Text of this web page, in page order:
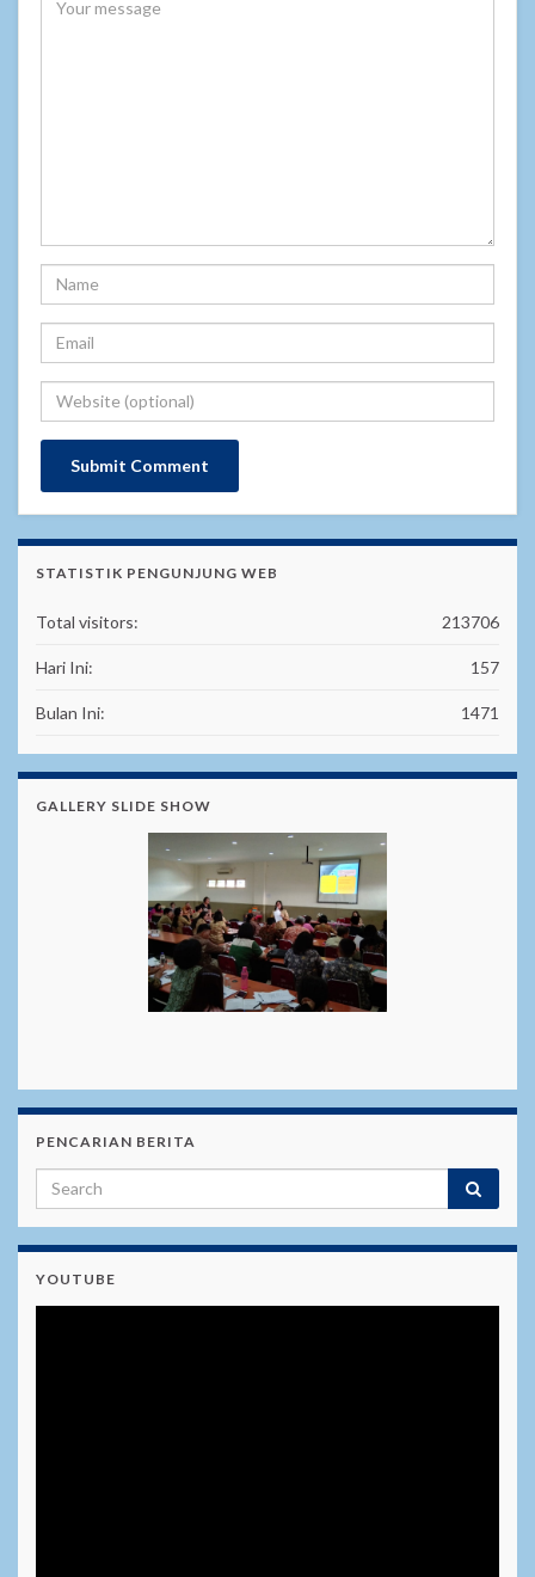
STATISTIK PENGUNJUNG WEB
213706
Total visitors:
157
Hari Ini:
1471
Bulan Ini:
GALLERY SLIDE SHOW
PENCARIAN BERITA
YOUTUBE